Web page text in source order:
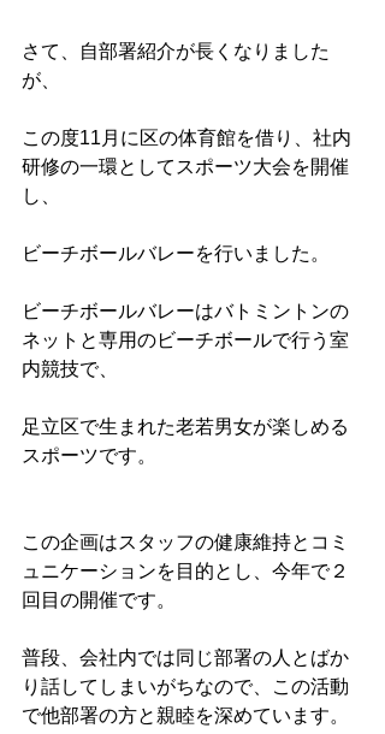
さて、自部署紹介が長くなりました
が、
この度11月に区の体育館を借り、社内
研修の一環としてスポーツ大会を開催
し、
ビーチボールバレーを行いました。
ビーチボールバレーはバトミントンの
ネットと専用のビーチボールで行う室
内競技で、
足立区で生まれた老若男女が楽しめる
スポーツです。
この企画はスタッフの健康維持とコミ
ュニケーションを目的とし、今年で２
回目の開催です。
普段、会社内では同じ部署の人とばか
り話してしまいがちなので、この活動
で他部署の方と親睦を深めています。